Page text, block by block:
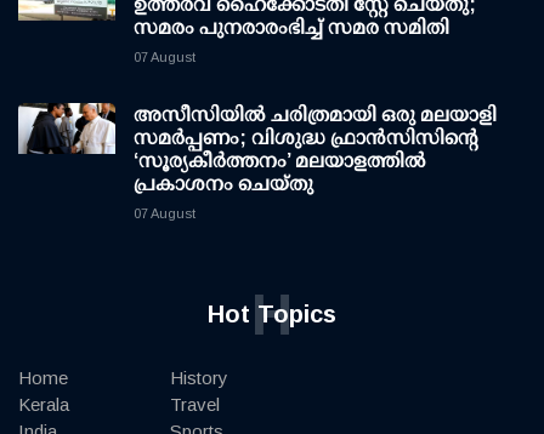
ഉത്തരവ് ഹൈക്കോടതി സ്റ്റേ ചെയ്തു;
സമരം പുനരാരംഭിച്ച് സമര സമിതി
07 August
അസീസിയിൽ ചരിത്രമായി ഒരു മലയാളി
സമർപ്പണം; വിശുദ്ധ ഫ്രാൻസിസിന്റെ
‘സൂര്യകീർത്തനം’ മലയാളത്തിൽ
പ്രകാശനം ചെയ്തു
07 August
Hot Topics
H
Home
Kerala
History
Travel